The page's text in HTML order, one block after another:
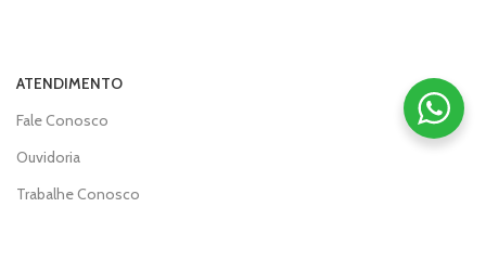
ATENDIMENTO
Fale Conosco
Ouvidoria
Trabalhe Conosco